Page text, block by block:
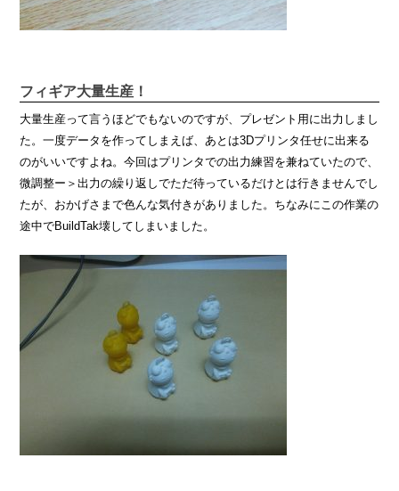
フィギア大量生産！
大量生産って言うほどでもないのですが、プレゼント用に出力しまし
た。一度データを作ってしまえば、あとは3Dプリンタ任せに出来る
のがいいですよね。今回はプリンタでの出力練習を兼ねていたので、
微調整ー＞出力の繰り返しでただ待っているだけとは行きませんでし
たが、おかげさまで色んな気付きがありました。ちなみにこの作業の
途中でBuildTak壊してしまいました。